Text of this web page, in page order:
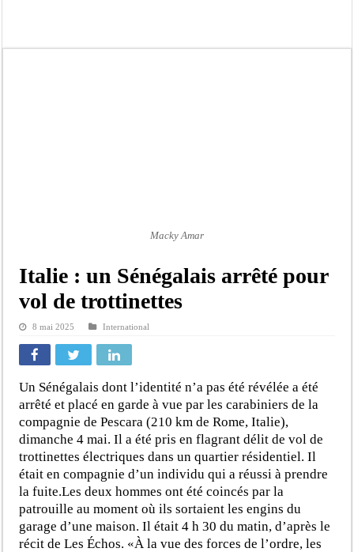
Macky Amar
Italie : un Sénégalais arrêté pour
vol de trottinettes
8 mai 2025 International
Un Sénégalais dont l’identité n’a pas été révélée a été
arrêté et placé en garde à vue par les carabiniers de la
compagnie de Pescara (210 km de Rome, Italie),
dimanche 4 mai. Il a été pris en flagrant délit de vol de
trottinettes électriques dans un quartier résidentiel. Il
était en compagnie d’un individu qui a réussi à prendre
la fuite.Les deux hommes ont été coincés par la
patrouille au moment où ils sortaient les engins du
garage d’une maison. Il était 4 h 30 du matin, d’après le
récit de Les Échos. «À la vue des forces de l’ordre, les